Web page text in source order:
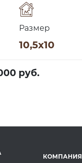
Размер
10,5х10
руб.
КОМПАНИЯ